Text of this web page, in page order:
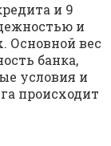
и 9
и
Основной вес
банка,
условия и
происходит